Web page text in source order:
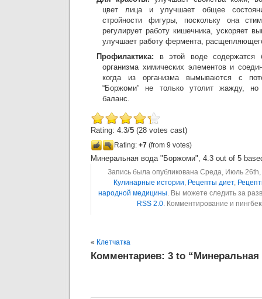
цвет лица и улучшает общее
стройности фигуры, поскольку она
регулирует работу кишечника, ускоряет
улучшает работу фермента,
Профилактика: в этой воде содержатся
организма химических элементов и
когда из организма вымываются с
“Боржоми” не только утолит жажду, но
баланс.
Rating: 4.3/5 (28 votes cast)
Rating: +7 (from 9 votes)
Минеральная вода "Боржоми", 4.3 out of 5
Запись была опубликована Среда, Июль 26th,
Кулинарные истории, Рецепты диет,
народной медицины. Вы можете следить за
RSS 2.0. Комментирование и
« Клетчатка
Комментариев: 3 to